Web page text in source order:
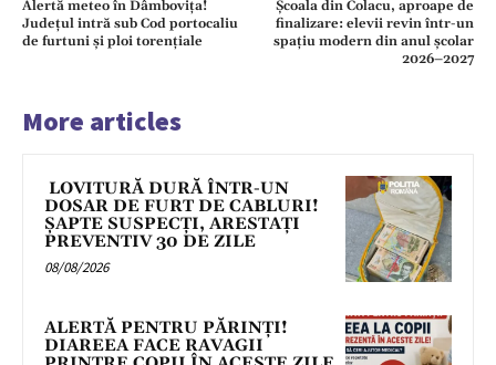
Alertă meteo în Dâmbovița!
Județul intră sub Cod portocaliu
de furtuni și ploi torențiale
Școala din Colacu, aproape de
finalizare: elevii revin într-un
spațiu modern din anul școlar
2026–2027
More articles
LOVITURĂ DURĂ ÎNTR-UN
DOSAR DE FURT DE CABLURI!
ȘAPTE SUSPECȚI, ARESTAȚI
PREVENTIV 30 DE ZILE
08/08/2026
ALERTĂ PENTRU PĂRINȚI!
DIAREEA FACE RAVAGII